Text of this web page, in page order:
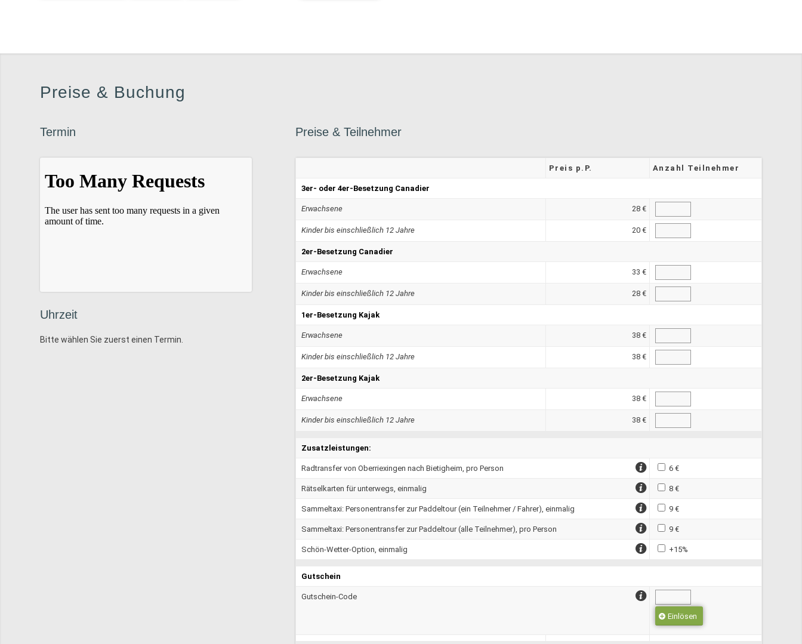
Preise & Buchung
Termin
Uhrzeit
Bitte wählen Sie zuerst einen Termin.
Preise &Teilnehmer
Preis p.P. Anzahl Teilnehmer
3er- oder 4er-Besetzung Canadier
Erwachsene 28 €
Kinder bis einschließlich 12 Jahre 20 €
2er-Besetzung Canadier
Erwachsene 33 €
Kinder bis einschließlich 12 Jahre 28 €
1er-Besetzung Kajak
Erwachsene 38 €
Kinder bis einschließlich 12 Jahre 38 €
2er-Besetzung Kajak
Erwachsene 38 €
Kinder bis einschließlich 12 Jahre 38 €
Zusatzleistungen:
Radtransfer von Oberriexingen nach Bietigheim, pro Person 6 €
Rätselkarten für unterwegs, einmalig 8 €
Sammeltaxi: Personentransfer zur Paddeltour (ein Teilnehmer / Fahrer), einmalig 9 €
Sammeltaxi: Personentransfer zur Paddeltour (alle Teilnehmer), pro Person 9 €
Schön-Wetter-Option, einmalig +15%
Gutschein
Gutschein-Code
Einlösen